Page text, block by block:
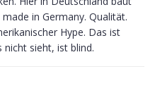
in Germany. Qualität.
Hype. Das ist
nicht sieht, ist blind.